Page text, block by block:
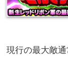
現行の最大敵